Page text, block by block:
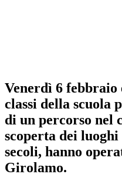
Venerdì 6 febbraio
classi della scuola
di un percorso nel
scoperta dei
secoli, hanno
Girolamo.